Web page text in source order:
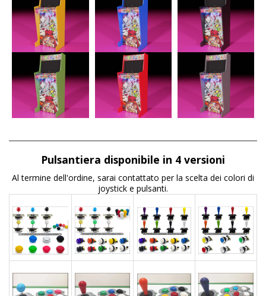
Pulsantiera disponibile in 4 versioni
Al termine dell'ordine, sarai contattato per la scelta dei colori di
joystick e pulsanti.